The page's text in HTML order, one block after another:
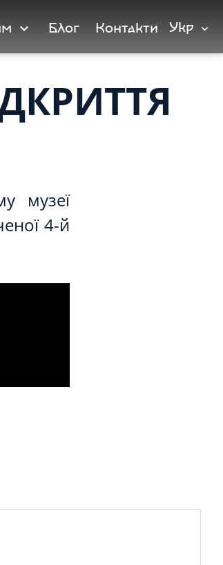
expand_more Блог Контакти Укр expand_more
музеї
4-й